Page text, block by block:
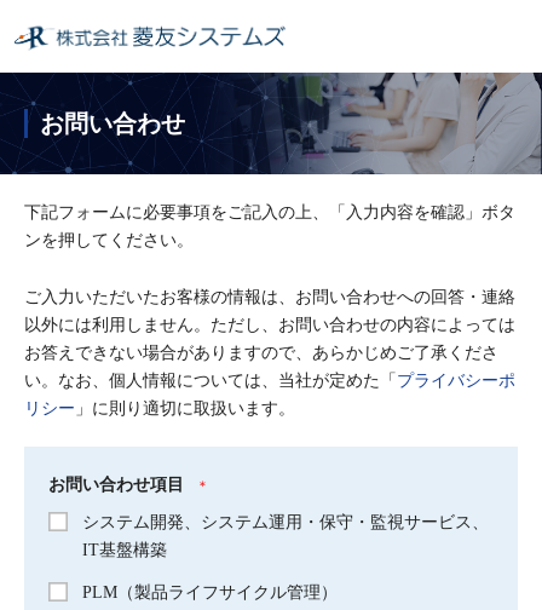
お問い合わせ
下記フォームに必要事項をご記入の上、「入力内容を確認」ボタ
ンを押してください。
ご入力いただいたお客様の情報は、お問い合わせへの回答・連絡
以外には利用しません。ただし、お問い合わせの内容によっては
お答えできない場合がありますので、あらかじめご了承くださ
い。なお、個人情報については、当社が定めた「 プライバシーポ
リシー 」に則り適切に取扱います。
お問い合わせ項目 ＊
システム開発、システム運用・保守・監視サービス、
IT基盤構築
PLM（製品ライフサイクル管理）